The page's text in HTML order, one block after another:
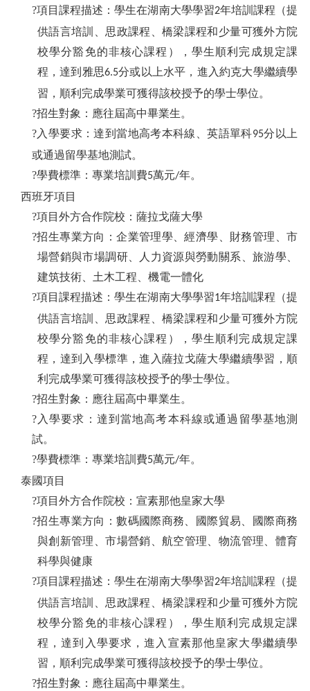
?項目課程描述：學生在湖南大學學習2年培訓課程（提
供語言培訓、思政課程、橋梁課程和少量可獲外方院
校學分豁免的非核心課程），學生順利完成規定課
程，達到雅思6.5分或以上水平，進入約克大學繼續學
習，順利完成學業可獲得該校授予的學士學位。
?招生對象：應往屆高中畢業生。
?入學要求：達到當地高考本科線、英語單科95分以上
或通過留學基地測試。
?學費標準：專業培訓費5萬元/年。
西班牙項目
?項目外方合作院校：薩拉戈薩大學
?招生專業方向：企業管理學、經濟學、財務管理、市
場營銷與市場調研、人力資源與勞動關系、旅游學、
建筑技術、土木工程、機電一體化
?項目課程描述：學生在湖南大學學習1年培訓課程（提
供語言培訓、思政課程、橋梁課程和少量可獲外方院
校學分豁免的非核心課程），學生順利完成規定課
程，達到入學標準，進入薩拉戈薩大學繼續學習，順
利完成學業可獲得該校授予的學士學位。
?招生對象：應往屆高中畢業生。
?入學要求：達到當地高考本科線或通過留學基地測
試。
?學費標準：專業培訓費5萬元/年。
泰國項目
?項目外方合作院校：宣素那他皇家大學
?招生專業方向：數碼國際商務、國際貿易、國際商務
與創新管理、市場營銷、航空管理、物流管理、體育
科學與健康
?項目課程描述：學生在湖南大學學習2年培訓課程（提
供語言培訓、思政課程、橋梁課程和少量可獲外方院
校學分豁免的非核心課程），學生順利完成規定課
程，達到入學要求，進入宣素那他皇家大學繼續學
習，順利完成學業可獲得該校授予的學士學位。
?招生對象：應往屆高中畢業生。